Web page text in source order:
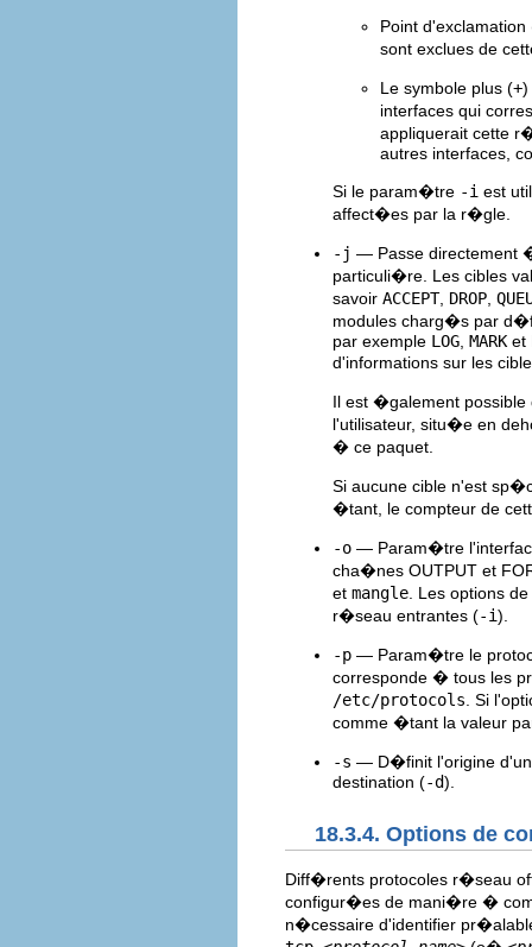
Point d'exclamation
sont exclues de
Le symbole plus (+)
interfaces qui
appliquerait cette
autres interfaces,
Si le param�tre -i est
affect�es par la r�gle.
-j — Passe directement
particuli�re. Les cibles
savoir ACCEPT, DROP
modules charg�s par
par exemple LOG MARK et
d'informations sur les
Il est �galement
l'utilisateur, situ�e en
� ce paquet.
Si aucune cible n'est
�tant, le compteur de
-o — Param�tre
cha�nes OUTPUT et
et mangle . Les options
r�seau entrantes (-i).
-p — Param�tre le
corresponde � tous les
/etc/protocols . Si
comme �tant la valeur
-s — D�finit l'origine d'un
destination (-d).
18.3.4. Options de
Diff�rents protocoles r�seau
configur�es de mani�re �
n�cessaire d'identifier